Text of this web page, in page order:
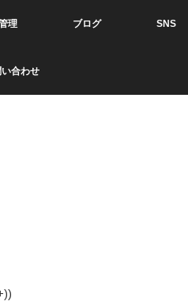
理 ブログ SNS
い合わせ